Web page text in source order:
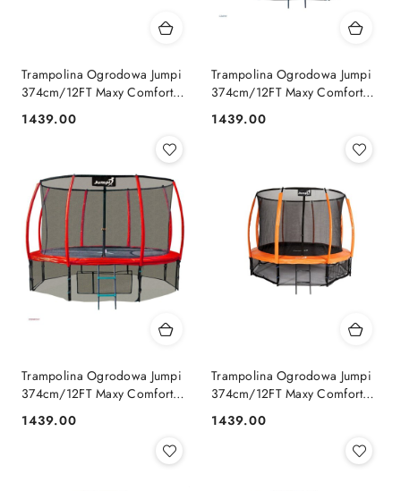
Trampolina Ogrodowa Jumpi
374cm/12FT Maxy Comfort
Siatką Jumpi
Cena:
1439.00
Trampolina Ogrodowa Jumpi
374cm/12FT Maxy Comfort
Siatką Jumpi
Cena:
1439.00
Trampolina Ogrodowa Jumpi
374cm/12FT Maxy Comfort
Plus Czerwona Z Wewnętrzną
Siatką Jumpi
Cena:
1439.00
Trampolina Ogrodowa Jumpi
374cm/12FT Maxy Comfort
Plus Pomarańczowa Z
Wewnętrzną Siatką Jumpi
Cena:
1439.00